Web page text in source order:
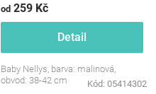
od 259 Kč
Detail
Baby Nellys, barva: malinová,
obvod: 38-42 cm
Kód: 05414302